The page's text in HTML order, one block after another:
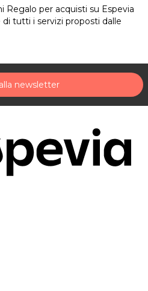
Regalo per acquisti su Espevia
tutti i servizi proposti dalle
newsletter
youtube
su instagram